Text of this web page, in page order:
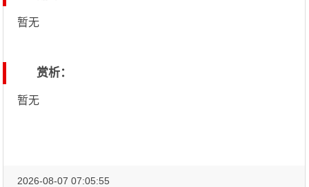
暂无
赏析：
暂无
2026-08-07 07:05:55